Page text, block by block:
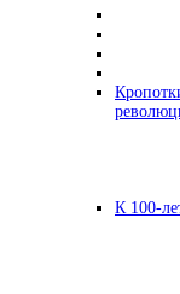
К 100-